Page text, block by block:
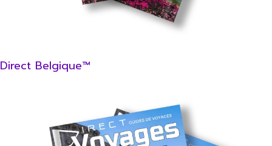
Direct Belgique™